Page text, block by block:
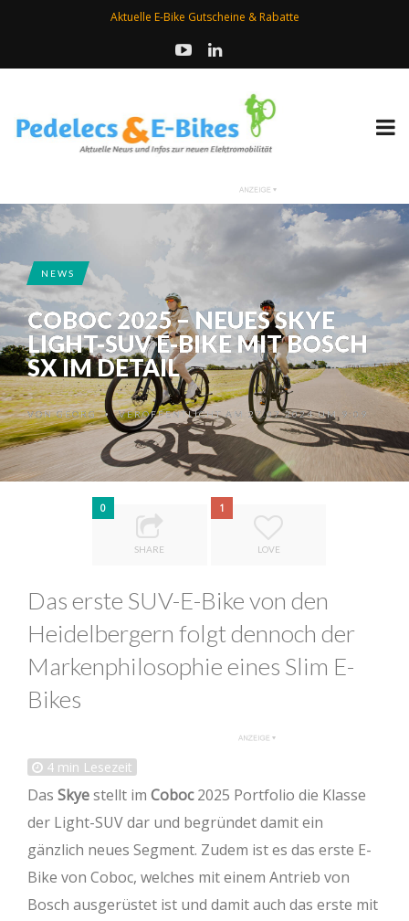
Aktuelle E-Bike Gutscheine & Rabatte
NEWS
COBOC 2025 – NEUES SKYE
LIGHT-SUV E-BIKE MIT BOSCH
SX IM DETAIL
VONGEORG •VERÖFFENTLICHT AM 27.07.2024 UM 9:09
0
SHARE
1
LOVE
Das erste SUV-E-Bike von den
Heidelbergern folgt dennoch der
Markenphilosophie eines Slim E-
Bikes
4 min Lesezeit
Das Skyestellt im Coboc2025 Portfolio die Klasse
der Light-SUV dar und begründet damit ein
gänzlich neues Segment. Zudem ist es das erste E-
Bike von Coboc, welches mit einem Antrieb von
Bosch ausgerüstet ist und damit auch das erste mit